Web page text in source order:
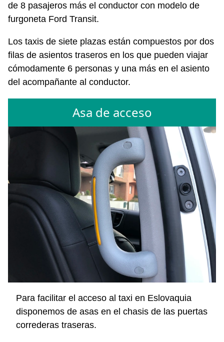
de 8 pasajeros más el conductor con modelo de
furgoneta Ford Transit.
Los taxis de siete plazas están compuestos por dos
filas de asientos traseros en los que pueden viajar
cómodamente 6 personas y una más en el asiento
del acompañante al conductor.
Asa de acceso
Para facilitar el acceso al taxi en Eslovaquia
disponemos de asas en el chasis de las puertas
correderas traseras.